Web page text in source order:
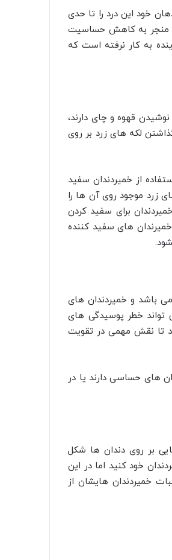
خود این درد را تا حدی
منجر به کاهش حساسیت
به کار نرفته است که
قهوه و چای دارند،
لکه های زرد بر روی
از خمیردندان سفید
زرد موجود روی آن ها را
برای سفید کردن
های سفید کننده
می باشد و خمیردندان های
تواند خطر پوسیدگی های
تا نقش مهمی در تقویت
های حساسی دارند یا در
بر روی دندان ها شکل
خود کنید اما در این
خمیردندان هایشان از